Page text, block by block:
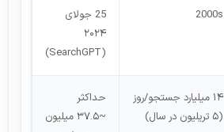
2000s
25 جولای
۲۰۲۴
(SearchGPT)
۱۴ میلیارد جستجو/روز
(۵ تریلیون در سال)
حداکثر
~۳۷.۵ میلیون